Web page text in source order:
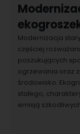
Modernizacja
częściej
poszukujących
ogrzewania oraz
środowisko.
stałego,
emisją